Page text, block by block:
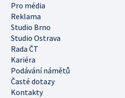
Pro média
Reklama
Studio Brno
Studio Ostrava
Rada ČT
Kariéra
Podávání námětů
Časté dotazy
Kontakty